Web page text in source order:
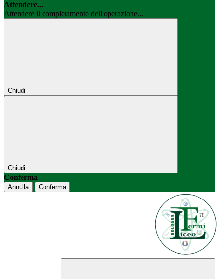
Attendere...
Attendere il completamento dell'operazione...
Chiudi
Chiudi
Conferma
Annulla Conferma